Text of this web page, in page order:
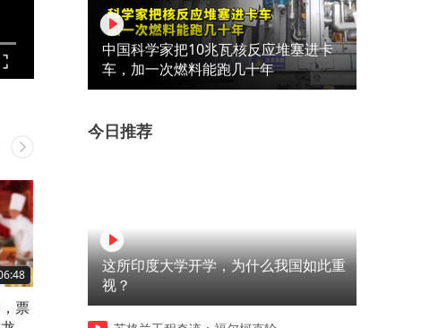
票
01:26
一脚踹碎自律梦，三拳打散硬
三百六十行，行行出朱之文
中国科学家把10兆瓦核反应堆塞进卡
车，加一次燃料能跑几十年
今日推荐
这所印度大学开学，为什么我国如此重
视？